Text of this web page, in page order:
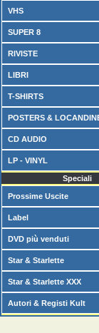
VHS
SUPER 8
RIVISTE
LIBRI
T-SHIRTS
POSTERS &
CD AUDIO
LP - VINYL
Speciali
Prossime Uscite
Label
DVD più venduti
Star & Starlette
Star & Starlette XXX
Autori & Registi Kult